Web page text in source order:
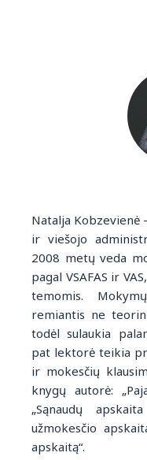
Natalja
ir viešojo
2008 metų veda
pagal VSAFAS ir
temomis.
remiantis ne
todėl sulaukia
pat lektorė teikia
ir mokesčių
knygų autorė:
„Sąnaudų
užmokesčio
apskaitą“.